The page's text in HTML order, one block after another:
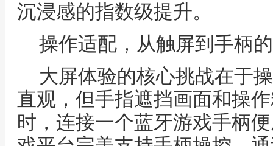
沉浸感的指数级提升。
操作适配，从触屏到手柄
大屏体验的核心挑战在于
直观，但手指遮挡画面和操
时，连接一个蓝牙游戏手柄